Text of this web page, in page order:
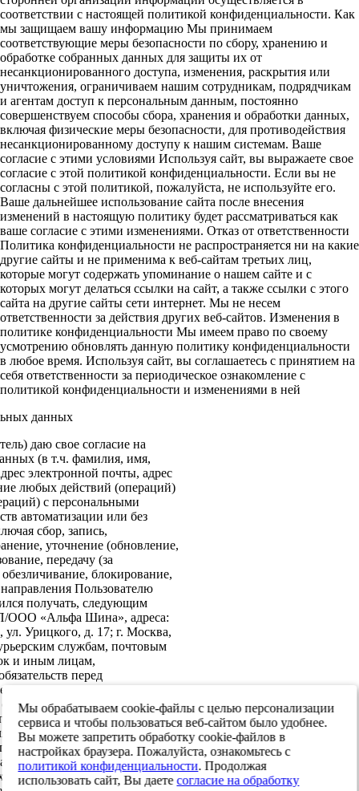
соответствии с настоящей политикой конфиденциальности. Как
мы защищаем вашу информацию Мы принимаем
соответствующие меры безопасности по сбору, хранению и
обработке собранных данных для защиты их от
несанкционированного доступа, изменения, раскрытия или
уничтожения, ограничиваем нашим сотрудникам, подрядчикам
и агентам доступ к персональным данным, постоянно
совершенствуем способы сбора, хранения и обработки данных,
включая физические меры безопасности, для противодействия
несанкционированному доступу к нашим системам. Ваше
согласие с этими условиями Используя сайт, вы выражаете свое
согласие с этой политикой конфиденциальности. Если вы не
согласны с этой политикой, пожалуйста, не используйте его.
Ваше дальнейшее использование сайта после внесения
изменений в настоящую политику будет рассматриваться как
ваше согласие с этими изменениями. Отказ от ответственности
Политика конфиденциальности не распространяется ни на какие
другие сайты и не применима к веб-сайтам третьих лиц,
которые могут содержать упоминание о нашем сайте и с
которых могут делаться ссылки на сайт, а также ссылки с этого
сайта на другие сайты сети интернет. Мы не несем
ответственности за действия других веб-сайтов. Изменения в
политике конфиденциальности Мы имеем право по своему
усмотрению обновлять данную политику конфиденциальности
в любое время. Используя сайт, вы соглашаетесь с принятием на
себя ответственности за периодическое ознакомление с
политикой конфиденциальности и изменениями в ней
данных
даю свое согласие на
(в т.ч. фамилия, имя,
электронной почты, адрес
любых действий (операций)
с персональными
автоматизации или без
сбор, запись,
уточнение (обновление,
передачу (за
блокирование,
Пользователю
получать, следующим
ООО «Альфа Шина», адреса:
Урицкого, д. 17; г. Москва,
службам, почтовым
и иным лицам,
перед
на передачу в
информационной
данных третьим
реализации целей,
Настоящее согласие
и до достижения целей
Я оставляю за собой право
Мы обрабатываем cookie-файлы с целью персонализации
сервиса и чтобы пользоваться веб-сайтом было удобнее.
Вы можете запретить обработку cookie-файлов в
настройках браузера. Пожалуйста, ознакомьтесь с
политикой конфиденциальности. Продолжая
использовать сайт, Вы даетесогласие на обработку